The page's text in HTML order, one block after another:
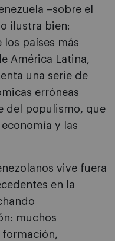
–sobre el
ilustra bien:
países más
América Latina,
una serie de
erróneas
del populismo, que
y las
vive fuera
en la
muchos
formación,